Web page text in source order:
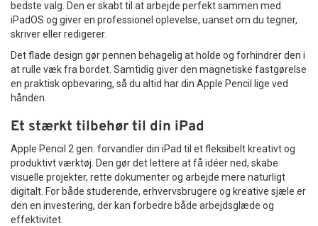
bedste valg. Den er skabt til at arbejde perfekt sammen med
iPadOS og giver en professionel oplevelse, uanset om du tegner,
skriver eller redigerer.
Det flade design gør pennen behagelig at holde og forhindrer den i
at rulle væk fra bordet. Samtidig giver den magnetiske fastgørelse
en praktisk opbevaring, så du altid har din Apple Pencil lige ved
hånden.
Et stærkt tilbehør til din iPad
Apple Pencil 2 gen. forvandler din iPad til et fleksibelt kreativt og
produktivt værktøj. Den gør det lettere at få idéer ned, skabe
visuelle projekter, rette dokumenter og arbejde mere naturligt
digitalt. For både studerende, erhvervsbrugere og kreative sjæle er
den en investering, der kan forbedre både arbejdsglæde og
effektivitet.